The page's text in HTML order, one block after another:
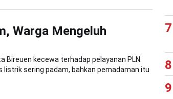
Warga Mengeluh
Bireuen kecewa terhadap pelayanan PLN.
listrik sering padam, bahkan pemadaman itu